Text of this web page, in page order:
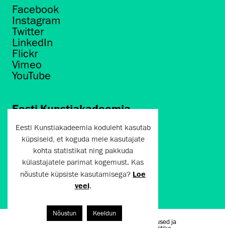
Facebook
Instagram
Twitter
LinkedIn
Flickr
Vimeo
YouTube
Eesti Kunstiakadeemia
Põhja puiestee 7
Tallinn 10412
artun@artun.ee
+372 6267301
Liitu uudiskirjaga!
Kasutustingimused ja
Eesti Kunstiakadeemia koduleht kasutab
küpsiseid, et koguda meie kasutajate
kohta statistikat ning pakkuda
külastajatele parimat kogemust. Kas
nõustute küpsiste kasutamisega? Loe
veel.
Nõustun Keeldun